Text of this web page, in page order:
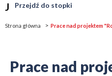
Przejdź do stopki
Jesteś tutaj
Strona główna Prace nad projektem
Prace nad